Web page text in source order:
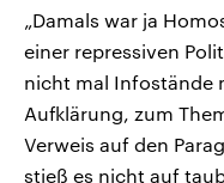
„Damals war ja
einer repressiven
nicht mal Infostände
Aufklärung, zum
Verweis auf den
stieß es nicht auf